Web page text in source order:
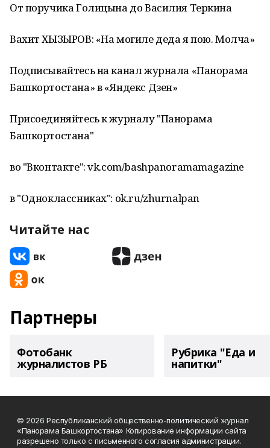
От поручика Голицына до Василия Теркина
Вахит ХЫЗЫРОВ: «На могиле деда я пою. Молча»
Подписывайтесь на канал журнала «Панорама
Башкортостана» в «Яндекс Дзен»
Присоединяйтесь к журналу "Панорама
Башкортостана"
во "Вконтакте": vk.com/bashpanoramamagazine
в "Одноклассниках": ok.ru/zhurnalpan
Читайте нас
Партнеры
Фотобанк
журналистов РБ
Рубрика "Еда и
напитки"
© 2026 Республиканский общественно-политический журнал
«Панорама Башкортостана» Копирование информации сайта
разрешено только с письменного согласия администрации.